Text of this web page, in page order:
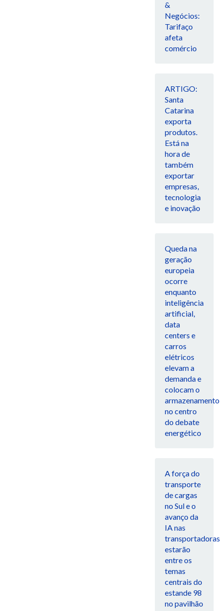
&
Negócios:
Tarifaço
afeta
comércio
ARTIGO:
Santa
Catarina
exporta
produtos.
Está na
hora de
também
exportar
empresas,
tecnologia
e inovação
Queda na
geração
europeia
ocorre
enquanto
inteligência
artificial,
data
centers e
carros
elétricos
elevam a
demanda e
colocam o
armazenamento
no centro
do debate
energético
A força do
transporte
de cargas
no Sul e o
avanço da
IA nas
transportadoras
estarão
entre os
temas
centrais do
estande 98
no pavilhão